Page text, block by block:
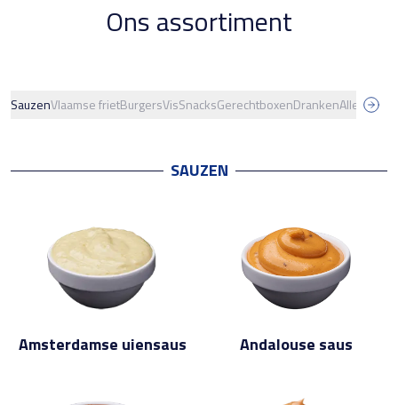
Ons assortiment
SauzenVlaamse frietBurgersVisSnacksGerechtboxenDrankenAlle
SAUZEN
Amsterdamse uiensaus Andalouse saus